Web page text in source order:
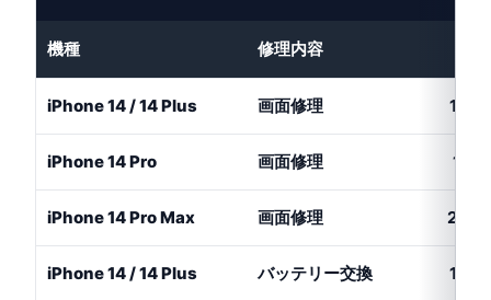
機種 修理内容
iPhone 14 / 14 Plus 画面修理
iPhone 14 Pro 画面修理
iPhone 14 Pro Max 画面修理
iPhone 14 / 14 Plus バッテリー交換